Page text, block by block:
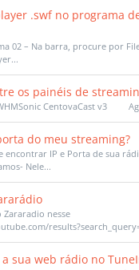
.swf no programa
02 – Na barra, procure por
os painéis de
CentovaCast v3
do meu streaming?
encontrar IP e Porta de sua
Nele...
Zararadio nesse
sua web rádio no